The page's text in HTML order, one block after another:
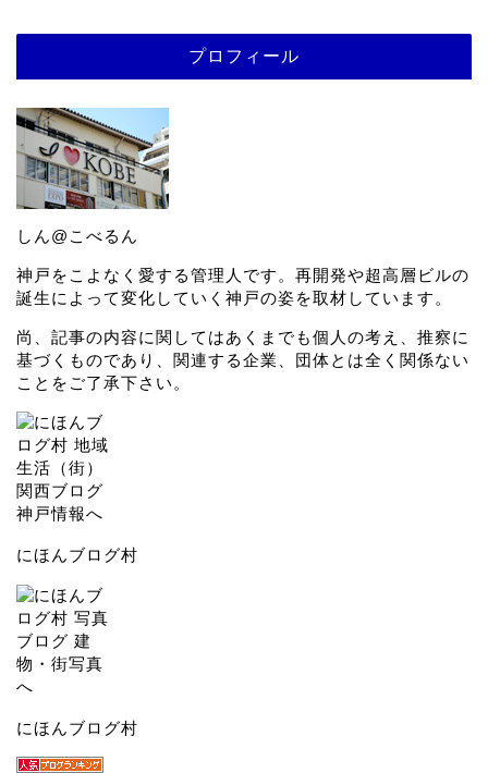
プロフィール
しん@こべるん
神戸をこよなく愛する管理人です。再開発や超高層ビルの
誕生によって変化していく神戸の姿を取材しています。
尚、記事の内容に関してはあくまでも個人の考え、推察に
基づくものであり、関連する企業、団体とは全く関係ない
ことをご了承下さい。
にほんブログ村
にほんブログ村